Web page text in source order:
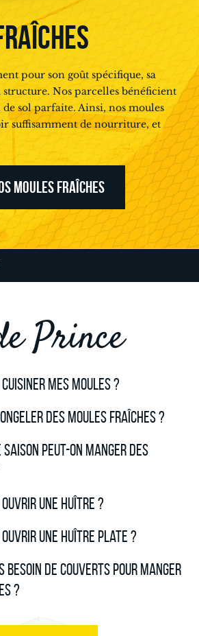
pour son goût spécifique, sa
Nos parcelles bénéficient
sol parfaite. Ainsi, nos moules
suffisamment de nourriture, et
MOULES FRAÎCHES
Prince
mes moules ?
des moules fraîches ?
saison peut-on manger des
ouvrir une huître ?
ouvrir une huître plate ?
besoin de couverts pour manger
?